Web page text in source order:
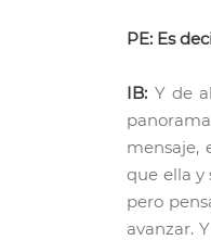
PE: Es
IB: Y de
mensaje,
que ella y
pero
avanzar.